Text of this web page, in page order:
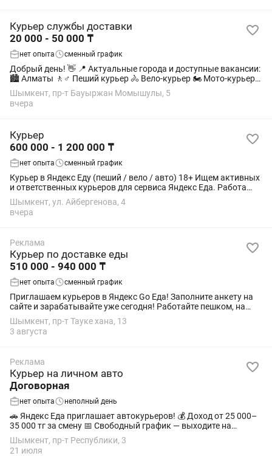
Курьер службы доставки
20 000 - 50 000 ₸
нет опыта сменный график
Добрый день! 👋 📍 Актуальные города и доступные вакансии:
🏙 Алматы 🚶♂️ Пеший курьер 🚴 Вело-курьер 🏍 Мото-курьер
🚗 Авто-курьер 🏙 Астана 🚶♂️ Пеший курьер 🚴 Вело-курьер 🏍
Мото-курьер 🚗...
Шымкент, пр-т Бауыржан Момышулы, 5
вчера
Курьер
600 000 - 1 200 000 ₸
нет опыта сменный график
Курьер в Яндекс Еду (пеший / вело / авто) 18+ Ищем активных
и ответственных курьеров для сервиса Яндекс Еда. Работа
подойдёт студентам, как подработка или основной доход.
Условия: • Свободный...
Шымкент, ул. Айбергенова, 4
вчера
Реклама
Курьер по доставке еды
510 000 - 940 000 ₸
нет опыта сменный график
Приглашаем курьеров в Яндекс Go Еда! Заполните анкету на
сайте и зарабатывайте уже сегодня! Работайте пешком, на
велосипеде, мотоцикле или автомобиле — выбирайте удобный
для вас формат....
Шымкент, пр-т Тауке хана, 13
3 августа
Реклама
Курьер на личном авто
Договорная
нет опыта неполный день
🚗 Яндекс Еда приглашает автокурьеров! 💰 Доход от 25 000–
35 000 тг за смену 📅 Свободный график — выходите на
доставку в удобное время 📍 Работа рядом с домом 💸
Еженедельные выплаты 📱 Быстрое...
Шымкент, пр-т Республики, 3
21 июля